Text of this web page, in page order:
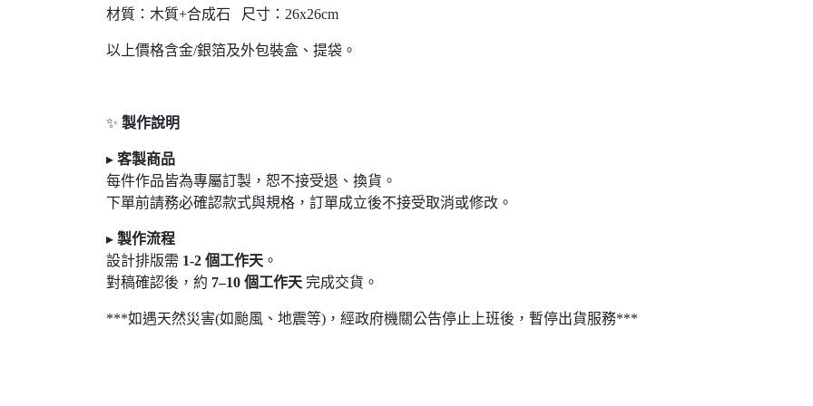
材質：木質+合成石 尺寸：26x26cm
以上價格含金/銀箔及外包裝盒、提袋。
✨ 製作說明
▸ 客製商品
每件作品皆為專屬訂製，恕不接受退 、換貨。
下單前請務必確認款式與規格，訂單成立後不接受取消或修改。
▸ 製作流程
設計排版需 1-2 個工作天 。
對稿確認後，約 7–10 個工作天 完成交貨。
***如遇天然災害(如颱風、地震等)，經政府機關公告停止上班後，暫停出貨服務***